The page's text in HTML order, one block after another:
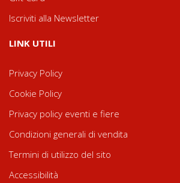
Iscriviti alla Newsletter
LINK UTILI
Privacy Policy
Cookie Policy
Privacy policy eventi e fiere
Condizioni generali di vendita
Termini di utilizzo del sito
Accessibilità